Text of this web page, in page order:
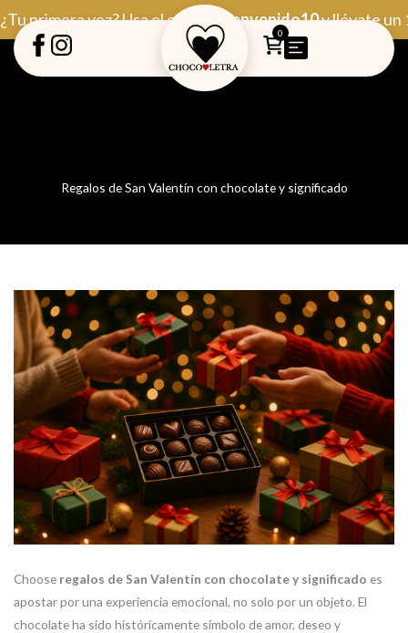
al
contenido
¿Tu primera vez? Usa el código Bienvenido10y llévate un
0
Regalos de San Valentín con chocolate y significado
Choose regalos de San Valentín con chocolate y significado es
apostar por una experiencia emocional, no solo por un objeto. El
chocolate ha sido históricamente símbolo de amor, deseo y